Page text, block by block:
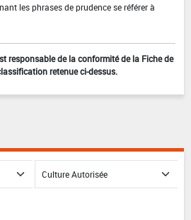
les phrases de prudence se référer à
responsable de la conformité de la Fiche de
retenue ci-dessus.